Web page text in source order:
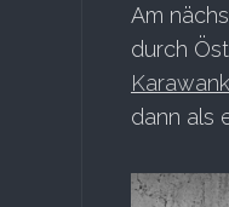
Am
durch
dann als